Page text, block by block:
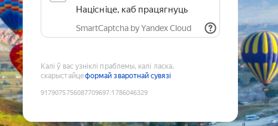
Націсніце, каб працягнуць
SmartCaptcha by Yandex Cloud
Калі ў вас узніклі праблемы, калі ласка,
скарыстайцеформай зваротнай сувязі
9179075756087709697:1786046329